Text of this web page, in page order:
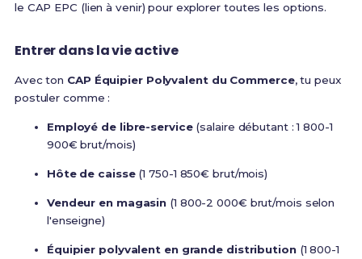
le CAP EPC (lien à venir) pour explorer toutes les options.
Entrer dans la vie active
Avec ton CAP Équipier Polyvalent du Commerce, tu peux
postuler comme :
Employé de libre-service(salaire débutant : 1 800-1
900€ brut/mois)
Hôte de caisse(1 750-1 850€ brut/mois)
Vendeur en magasin (1 800-2 000€ brut/mois selon
l'enseigne)
Équipier polyvalent en grande distribution(1 800-1